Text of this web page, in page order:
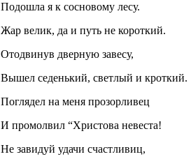
Подошла я к сосновому лесу.
Жар велик, да и путь не короткий.
Отодвинув дверную завесу,
Вышел седенький, светлый и кроткий.
Поглядел на меня прозорливец
И промолвил “Христова невеста!
Не завидуй удачи счастливиц,